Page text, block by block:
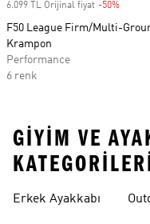
6.099 TL Orijinal fiyat -50%
F50 League Firm/Multi-
Krampon
Performance
6 renk
GIYIM VE
Erkek Ayakkabı